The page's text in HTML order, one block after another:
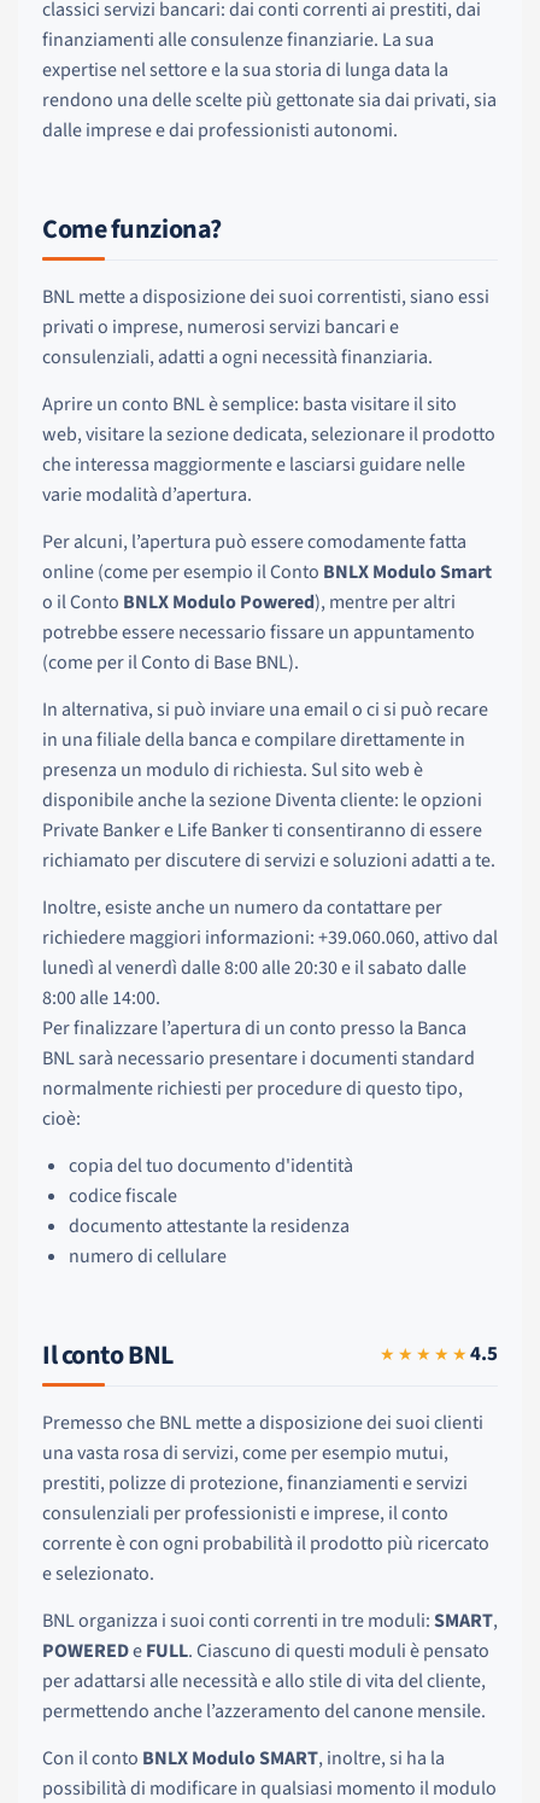
classici servizi bancari: dai conti correnti ai prestiti, dai
finanziamenti alle consulenze finanziarie. La sua
expertise nel settore e la sua storia di lunga data la
rendono una delle scelte più gettonate sia dai privati, sia
dalle imprese e dai professionisti autonomi.
Come funziona?
BNL mette a disposizione dei suoi correntisti, siano essi
privati o imprese, numerosi servizi bancari e
consulenziali, adatti a ogni necessità finanziaria.
Aprire un conto BNL è semplice: basta visitare il sito
web, visitare la sezione dedicata, selezionare il prodotto
che interessa maggiormente e lasciarsi guidare nelle
varie modalità d’apertura.
Per alcuni, l’apertura può essere comodamente fatta
online (come per esempio il Conto BNLX Modulo Smart
o il Conto BNLX Modulo Powered), mentre per altri
potrebbe essere necessario fissare un appuntamento
(come per il Conto di Base BNL).
In alternativa, si può inviare una email o ci si può recare
in una filiale della banca e compilare direttamente in
presenza un modulo di richiesta. Sul sito web è
disponibile anche la sezione Diventa cliente: le opzioni
Private Banker e Life Banker ti consentiranno di essere
richiamato per discutere di servizi e soluzioni adatti a te.
Inoltre, esiste anche un numero da contattare per
richiedere maggiori informazioni: +39.060.060, attivo dal
lunedì al venerdì dalle 8:00 alle 20:30 e il sabato dalle
8:00 alle 14:00.
Per finalizzare l’apertura di un conto presso la Banca
BNL sarà necessario presentare i documenti standard
normalmente richiesti per procedure di questo tipo,
cioè:
copia del tuo documento d'identità
codice fiscale
documento attestante la residenza
numero di cellulare
Il conto BNL ★★★★★4.5
Premesso che BNL mette a disposizione dei suoi clienti
una vasta rosa di servizi, come per esempio mutui,
prestiti, polizze di protezione, finanziamenti e servizi
consulenziali per professionisti e imprese, il conto
corrente è con ogni probabilità il prodotto più ricercato
e selezionato.
BNL organizza i suoi conti correnti in tre moduli:SMART,
POWEREDeFULL. Ciascuno di questi moduli è pensato
per adattarsi alle necessità e allo stile di vita del cliente,
permettendo anche l’azzeramento del canone mensile.
Con il conto BNLX Modulo SMART, inoltre, si ha la
possibilità di modificare in qualsiasi momento il modulo